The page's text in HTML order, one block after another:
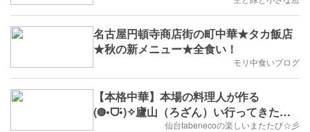
名古屋円頓寺商店街の町中華★タカ飯店
★秋の新メニュー★全食い！
モリ中食いブログ
【本格中華】本場の料理人が作る
(◍•ᗜ•́)✧廬山（ろざん）い行ってきたじ
仙台tabenecoの楽しいまたたび☆彡